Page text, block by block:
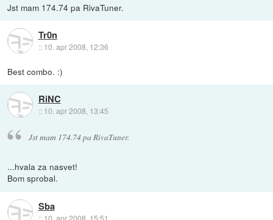
Jst mam 174.74 pa RivaTuner.
Tr0n
:: 10. apr 2008, 12:36
Best combo. :)
RiNC
:: 10. apr 2008, 13:45
Jst mam 174.74 pa RivaTuner.
...hvala za nasvet!
Bom sprobal.
Sba
:: 10. apr 2008, 15:51